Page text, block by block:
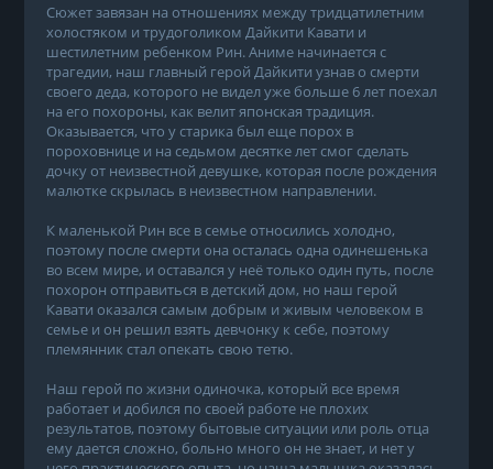
Сюжет завязан на отношениях между тридцатилетним
холостяком и трудоголиком Дайкити Кавати и
шестилетним ребенком Рин. Аниме начинается с
трагедии, наш главный герой Дайкити узнав о смерти
своего деда, которого не видел уже больше 6 лет поехал
на его похороны, как велит японская традиция.
Оказывается, что у старика был еще порох в
пороховнице и на седьмом десятке лет смог сделать
дочку от неизвестной девушке, которая после рождения
малютке скрылась в неизвестном направлении.
К маленькой Рин все в семье относились холодно,
поэтому после смерти она осталась одна одинешенька
во всем мире, и оставался у неё только один путь, после
похорон отправиться в детский дом, но наш герой
Кавати оказался самым добрым и живым человеком в
семье и он решил взять девчонку к себе, поэтому
племянник стал опекать свою тетю.
Наш герой по жизни одиночка, который все время
работает и добился по своей работе не плохих
результатов, поэтому бытовые ситуации или роль отца
ему дается сложно, больно много он не знает, и нет у